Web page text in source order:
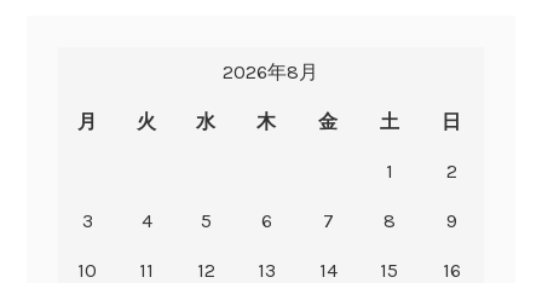
2026年8月
月 火 水 木 金 土 日
1 2
3 4 5 6 7 8 9
10 11 12 13 14 15 16